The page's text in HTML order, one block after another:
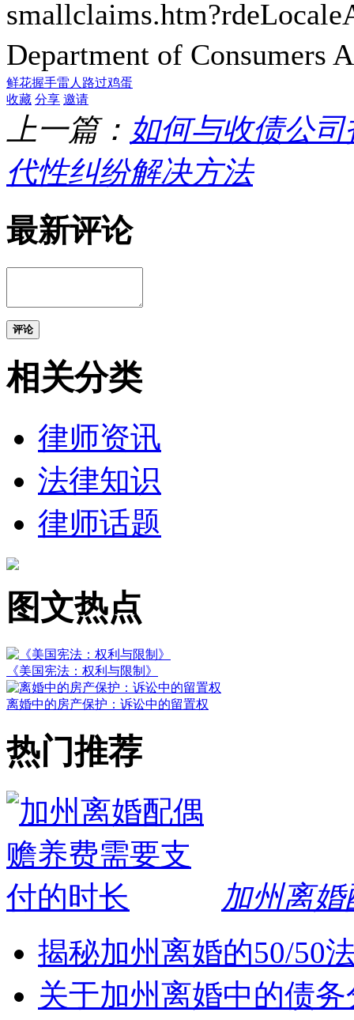
Department of Consumers
鲜花握手雷人 路过鸡蛋
收藏 分享 邀请
上一篇： 如何与收债公
代性纠纷解决方法
最新评论
评论
相关分类
律师资讯
法律知识
律师话题
图文热点
《美国宪法：权利与限制》
离婚中的房产保护：诉讼中的留置权
热门推荐
加州离
揭秘加州离婚的50/50
关于加州离婚中的债